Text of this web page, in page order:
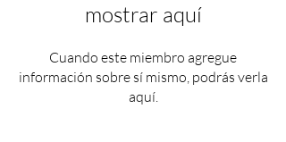
mostrar aquí
Cuando este miembro agregue
información sobre sí mismo, podrás verla
aquí.